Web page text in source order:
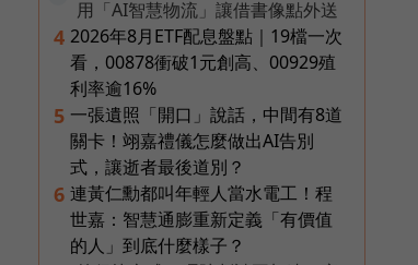
用「AI智慧物流」讓借書像點外送
4 2026年8月ETF配息盤點｜19檔一次
看，00878衝破1元創高、00929殖
利率逾16%
5 一張遺照「開口」說話，中間有8道
關卡！翊嘉禮儀怎麼做出AI告別
式，讓逝者最後道別？
6 連黃仁勳都叫年輕人當水電工！程
世嘉：智慧通膨重新定義「有價值
的人」到底什麼樣子？